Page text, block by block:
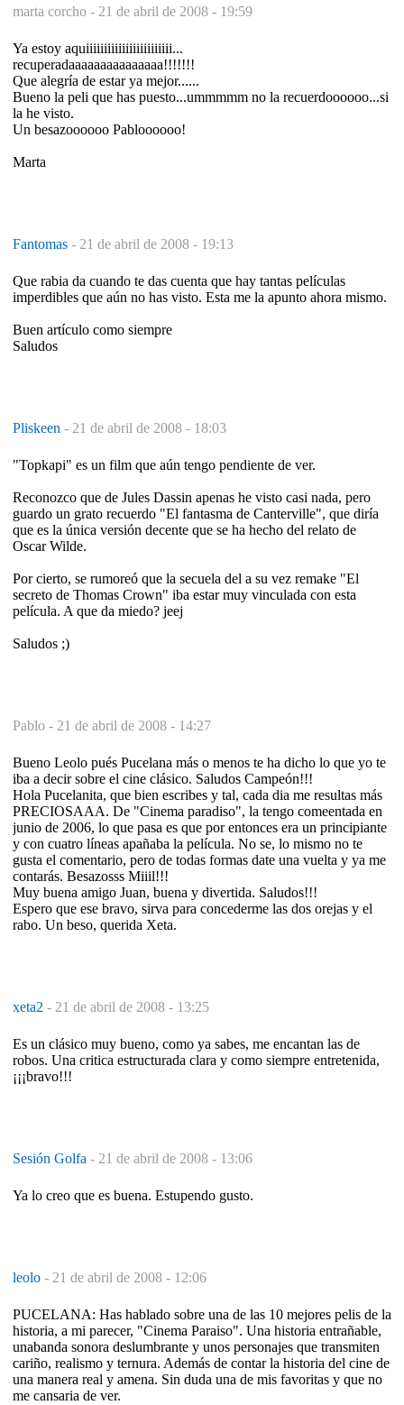
marta corcho - 21 de abril de 2008 - 19:59
Ya estoy aquiiiiiiiiiiiiiiiiiiiiiiii...
recuperadaaaaaaaaaaaaaaa!!!!!!!
Que alegría de estar ya mejor......
Bueno la peli que has puesto...ummmmm no la recuerdoooooo...si
la he visto.
Un besazoooooo Pabloooooo!
Marta
Fantomas - 21 de abril de 2008 - 19:13
Que rabia da cuando te das cuenta que hay tantas películas
imperdibles que aún no has visto. Esta me la apunto ahora mismo.
Buen artículo como siempre
Saludos
Pliskeen - 21 de abril de 2008 - 18:03
"Topkapi" es un film que aún tengo pendiente de ver.
Reconozco que de Jules Dassin apenas he visto casi nada, pero
guardo un grato recuerdo "El fantasma de Canterville", que diría
que es la única versión decente que se ha hecho del relato de
Oscar Wilde.
Por cierto, se rumoreó que la secuela del a su vez remake "El
secreto de Thomas Crown" iba estar muy vinculada con esta
película. A que da miedo? jeej
Saludos ;)
Pablo - 21 de abril de 2008 - 14:27
Bueno Leolo pués Pucelana más o menos te ha dicho lo que yo te
iba a decir sobre el cine clásico. Saludos Campeón!!!
Hola Pucelanita, que bien escribes y tal, cada dia me resultas más
PRECIOSAAA. De "Cinema paradiso", la tengo comeentada en
junio de 2006, lo que pasa es que por entonces era un principiante
y con cuatro líneas apañaba la película. No se, lo mismo no te
gusta el comentario, pero de todas formas date una vuelta y ya me
contarás. Besazosss Miiil!!!
Muy buena amigo Juan, buena y divertida. Saludos!!!
Espero que ese bravo, sirva para concederme las dos orejas y el
rabo. Un beso, querida Xeta.
xeta2 - 21 de abril de 2008 - 13:25
Es un clásico muy bueno, como ya sabes, me encantan las de
robos. Una critica estructurada clara y como siempre entretenida,
¡¡¡bravo!!!
Sesión Golfa - 21 de abril de 2008 - 13:06
Ya lo creo que es buena. Estupendo gusto.
leolo - 21 de abril de 2008 - 12:06
PUCELANA: Has hablado sobre una de las 10 mejores pelis de la
historia, a mi parecer, "Cinema Paraiso". Una historia entrañable,
unabanda sonora deslumbrante y unos personajes que transmiten
cariño, realismo y ternura. Además de contar la historia del cine de
una manera real y amena. Sin duda una de mis favoritas y que no
me cansaria de ver.